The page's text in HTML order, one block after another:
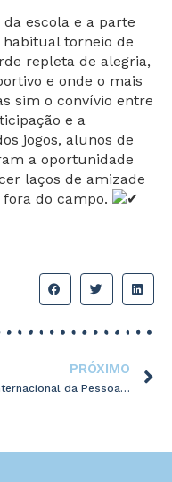
escola e a parte
torneio de
repleta de alegria,
e onde o mais
sim o convívio entre
e a
jogos, alunos de
a oportunidade
laços de amizade
do campo.
PRÓXIMO
Dia Internacional da Pessoa com Deficiência – 3 de dezembro